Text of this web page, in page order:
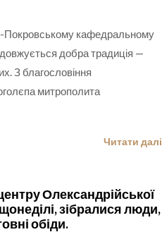
Покровському кафедральному
добра традиція —
З благословіння
митрополита
Читати далі
Олександрійської
зібралися люди,
обіди.